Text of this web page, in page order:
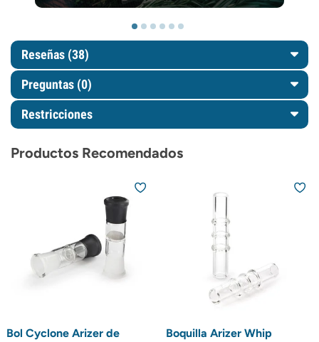
Reseñas (38)
Preguntas (0)
Restricciones
Productos Recomendados
Bol Cyclone Arizer de
Boquilla Arizer Whip